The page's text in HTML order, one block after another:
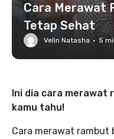
Cara Merawat
Tetap Sehat
Velin Natasha · 5
Ini dia cara merawat
kamu tahu!
Cara merawat rambut